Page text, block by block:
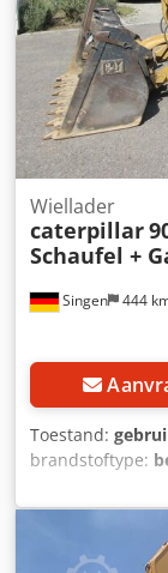
Singen 444
Wiellader
caterpillar
Schaufel +
Toestand:
brandstoftype:
Bouwjaar:2013,
, *